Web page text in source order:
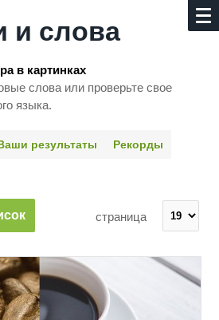
и слова
в картинках
слова или про­верьте свое
языка.
результаты Рекорды
страница